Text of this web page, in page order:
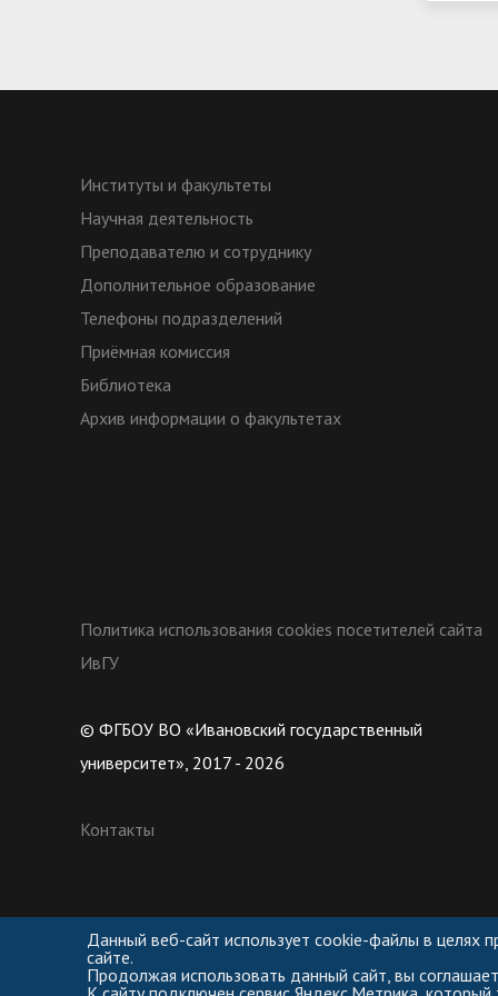
Институты и факультеты
Научная деятельность
Преподавателю и сотруднику
Дополнительное образование
Телефоны подразделений
Приёмная комиссия
Библиотека
Архив информации о факультетах
Политика использования cookies посетителей сайта
ИвГУ
© ФГБОУ ВО «Ивановский государственный
университет», 2017 - 2026
Контакты
Данный веб-сайт использует cookie-файлы в целях
сайте.
Продолжая использовать данный сайт, вы